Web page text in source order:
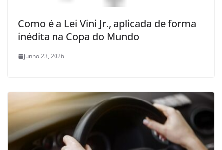
Como é a Lei Vini Jr., aplicada de forma
inédita na Copa do Mundo
junho 23, 2026